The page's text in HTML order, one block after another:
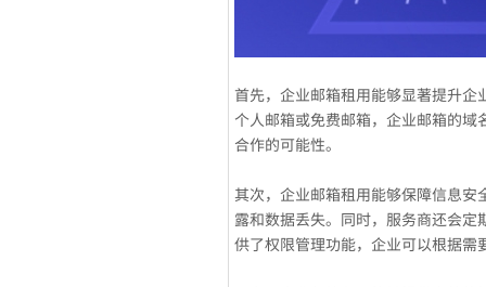
首先，企业邮箱租用能够显著提升
个人邮箱或免费邮箱，企业邮箱的
合作的可能性。
其次，企业邮箱租用能够保障信息
露和数据丢失。同时，服务商还会
供了权限管理功能，企业可以根据